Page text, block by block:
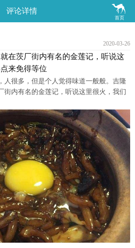

首页
评论详情
2020-03-26
在茨厂街内有名的金莲记，听说这
来免得等位
人很多，但是个人觉得味道一般般。吉隆
街内有名的金莲记，听说这里很火，我们